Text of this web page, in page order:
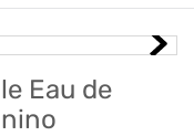
Eau de